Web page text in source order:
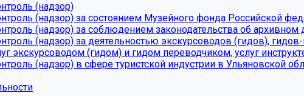
(надзор)
(надзор) за состоянием Музейного фонда Российской
(надзор) за соблюдением законодательства об архивном
(надзор) за деятельностью экскурсоводов (гидов),
экскурсоводом (гидом) и гидом переводчиком, услуг
(надзор) в сфере туристской индустрии в Ульяновской